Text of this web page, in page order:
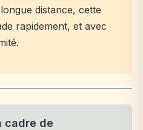
distance, cette
rapidement, et avec
cadre de